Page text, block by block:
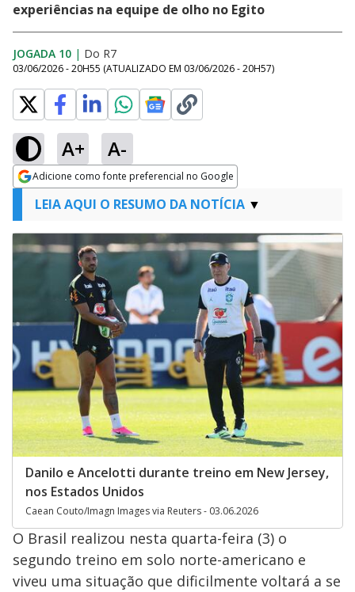
experiências na equipe de olho no Egito
JOGADA 10 | Do R7
03/06/2026 - 20H55 (ATUALIZADO EM 03/06/2026 - 20H57)
A+ A-
Adicione como fonte preferencial no Google
Opens in new window
LEIA AQUI O RESUMO DA NOTÍCIA
Danilo e Ancelotti durante treino em New Jersey,
nos Estados Unidos
Caean Couto/Imagn Images via Reuters - 03.06.2026
O Brasil realizou nesta quarta-feira (3) o
segundo treino em solo norte-americano e
viveu uma situação que dificilmente voltará a se